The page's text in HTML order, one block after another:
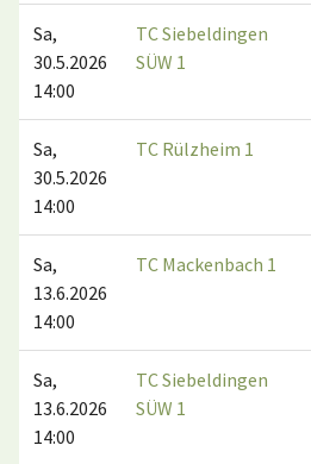
Sa,
30.5.2026
14:00
TC Siebeldingen
SÜW 1
Sa,
30.5.2026
14:00
TC Rülzheim 1
Sa,
13.6.2026
14:00
TC Mackenbach 1
Sa,
13.6.2026
14:00
TC Siebeldingen
SÜW 1